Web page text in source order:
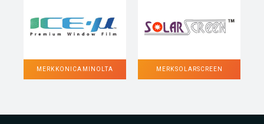
MERK KONICA MINOLTA MERK SOLARSCREEN